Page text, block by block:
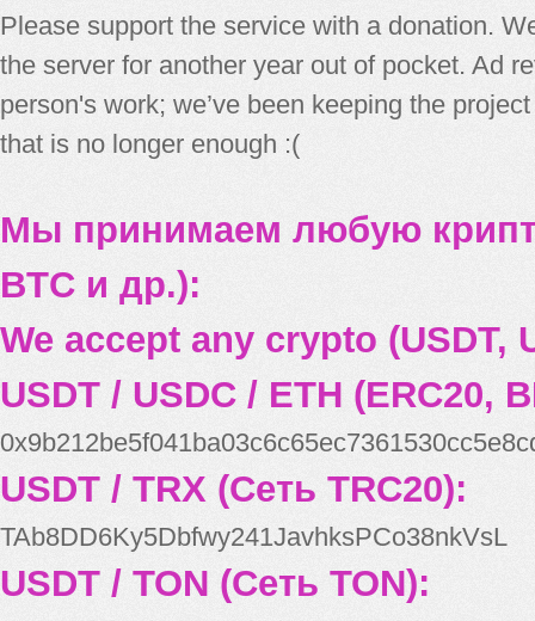
Please support the service with a donation.
the server for another year out of pocket. Ad
person's work; we’ve been keeping the
that is no longer enough :(
Мы принимаем любую
BTC и др.):
We accept any crypto (USDT,
USDT / USDC / ETH (ERC20,
USDT / TRX (Сеть TRC20):
TAb8DD6Ky5Dbfwy241JavhksPCo38nkVsL
USDT / TON (Сеть TON):